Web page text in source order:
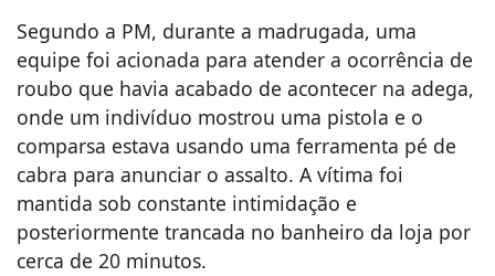
Segundo a PM, durante a madrugada, uma
equipe foi acionada para atender a ocorrência de
roubo que havia acabado de acontecer na adega,
onde um indivíduo mostrou uma pistola e o
comparsa estava usando uma ferramenta pé de
cabra para anunciar o assalto. A vítima foi
mantida sob constante intimidação e
posteriormente trancada no banheiro da loja por
cerca de 20 minutos.